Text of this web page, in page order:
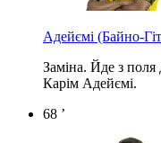
Адейємі (Байно-
Заміна. Йде з
Карім Адейємі.
68 ’